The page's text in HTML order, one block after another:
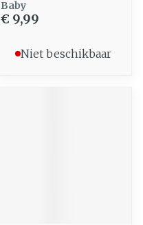
Baby
€ 9,99
Niet beschikbaar